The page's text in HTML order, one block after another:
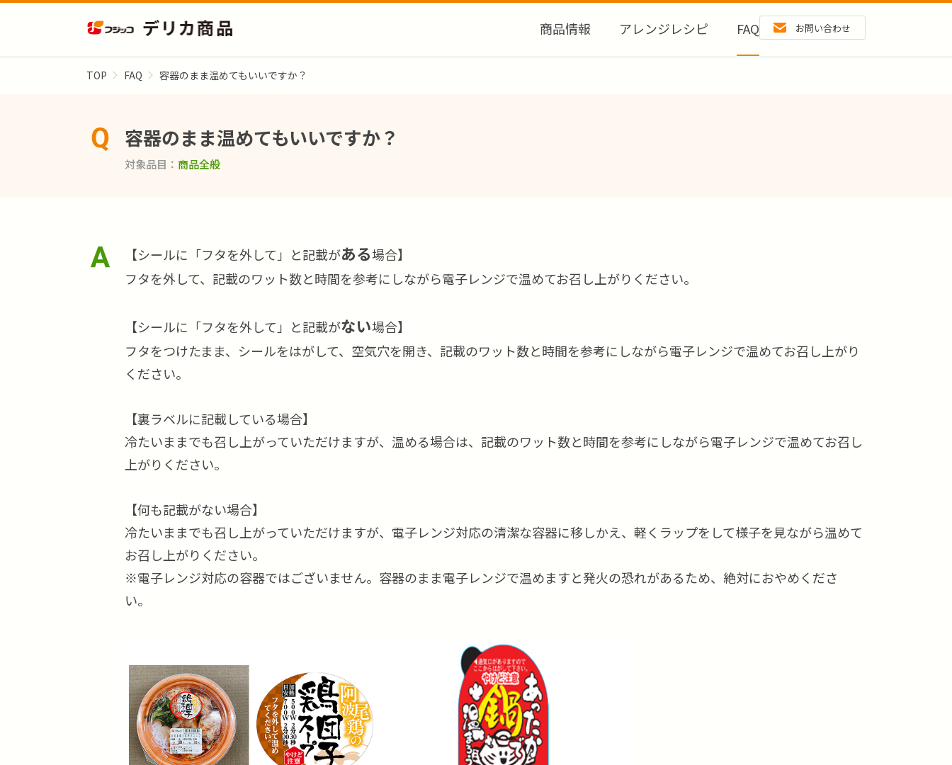
商品情報 アレンジレシピ FAQ お問い合わせ
TOP FAQ 容器のまま温めてもいいですか？
容器のまま温めてもいいですか？
対象品目 商品全般
【シールに「フタを外して」と記載がある場合】
フタを外して、記載のワット数と時間を参考にしながら電子レンジで温めてお召し上がりください。
【シールに「フタを外して」と記載がない場合】
フタをつけたまま、シールをはがして、空気穴を開き、記載のワット数と時間を参考にしながら電子レンジで温めてお召し上がり
ください。
【裏ラベルに記載している場合】
冷たいままでも召し上がっていただけますが、温める場合は、記載のワット数と時間を参考にしながら電子レンジで温めてお召し
上がりください。
【何も記載がない場合】
冷たいままでも召し上がっていただけますが、電子レンジ対応の清潔な容器に移しかえ、軽くラップをして様子を見ながら温めて
お召し上がりください。
※電子レンジ対応の容器ではございません。容器のまま電子レンジで温めますと発火の恐れがあるため、絶対におやめくださ
い。